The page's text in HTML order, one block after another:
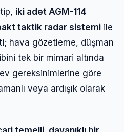
iki adet AGM-114
taktik radar sistemi ile
hava gözetleme, düşman
tek bir mimari altında
gereksinimlerine göre
veya ardışık olarak